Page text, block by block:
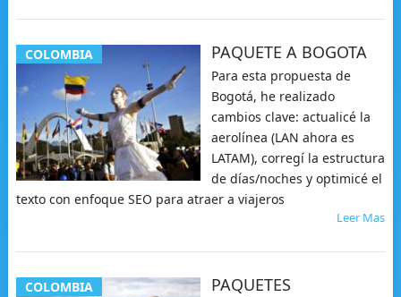
COLOMBIA PAQUETE A BOGOTA
Para esta propuesta de
Bogotá, he realizado
cambios clave: actualicé la
aerolínea (LAN ahora es
LATAM), corregí la estructura
de días/noches y optimicé el
texto con enfoque SEO para atraer a viajeros
Leer Mas
COLOMBIA
PAQUETES